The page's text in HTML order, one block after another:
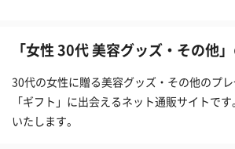
「女性 30代 美容グッズ・その他
30代の女性に贈る美容グッズ・その他のプ
「ギフト」に出会えるネット通販サイトで
いたします。